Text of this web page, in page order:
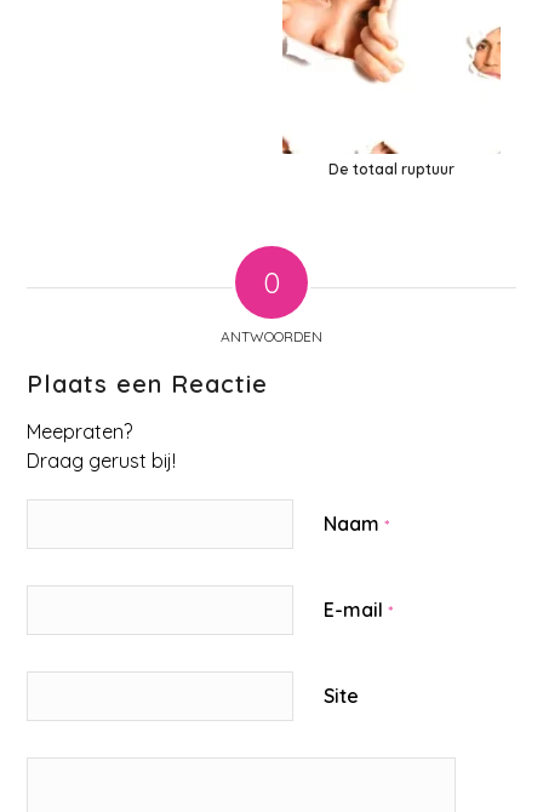
De totaal ruptuur
0
ANTWOORDEN
Plaats een Reactie
Meepraten?
Draag gerust bij!
Naam*
E-mail*
Site